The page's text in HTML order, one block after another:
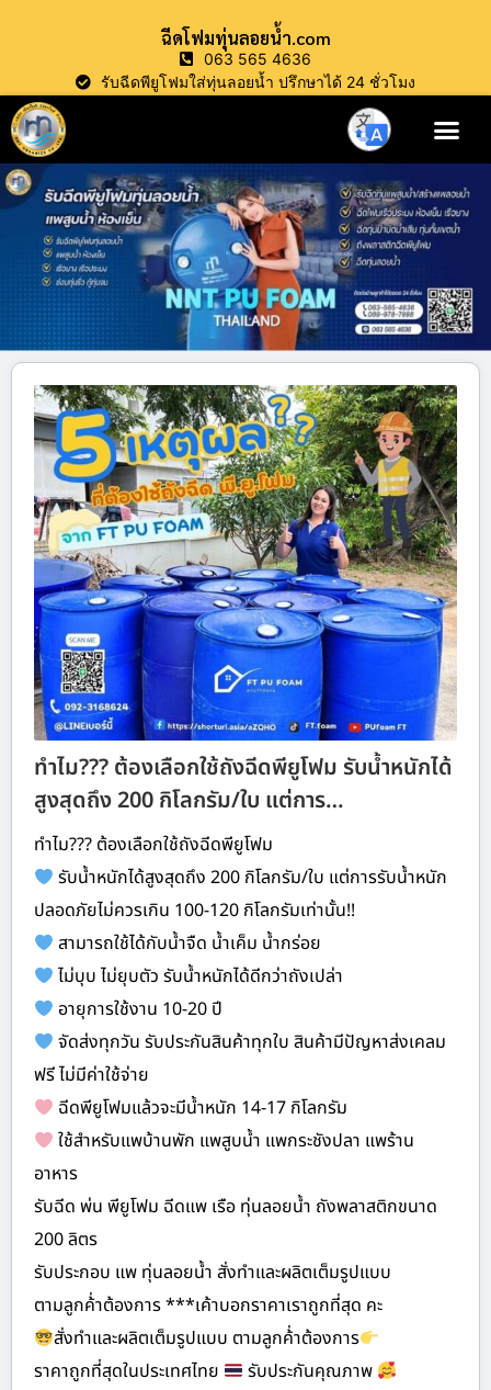
ฉีดโฟมทุ่นลอยน้ำ.com
063 565 4636
รับฉีดพียูโฟมใส่ทุ่นลอยน้ำ ปรึกษาได้ 24 ชั่วโมง
ทำไม??? ต้องเลือกใช้ถังฉีดพียูโฟม รับน้ำหนักได้
สูงสุดถึง 200 กิโลกรัม/ใบ แต่การ…
ทำไม??? ต้องเลือกใช้ถังฉีดพียูโฟม
รับน้ำหนักได้สูงสุดถึง 200 กิโลกรัม/ใบ แต่การรับน้ำหนัก
ปลอดภัยไม่ควรเกิน 100-120 กิโลกรัมเท่านั้น!!
สามารถใช้ได้กับน้ำจืด น้ำเค็ม น้ำกร่อย
ไม่บุบ ไม่ยุบตัว รับน้ำหนักได้ดีกว่าถังเปล่า
อายุการใช้งาน 10-20 ปี
จัดส่งทุกวัน รับประกันสินค้าทุกใบ สินค้ามีปัญหาส่งเคลม
ฟรี ไม่มีค่าใช้จ่าย
ฉีดพียูโฟมแล้วจะมีน้ำหนัก 14-17 กิโลกรัม
ใช้สำหรับแพบ้านพัก แพสูบน้ำ แพกระชังปลา แพร้าน
อาหาร
รับฉีด พ่น พียูโฟม ฉีดแพ เรือ ทุ่นลอยน้ำ ถังพลาสติกขนาด
200 ลิตร
รับประกอบ แพ ทุ่นลอยน้ำ สั่งทำและผลิตเต็มรูปแบบ
ตามลูกค้่าต้องการ ***เค้าบอกราคาเราถูกที่สุด คะ
สั่งทำและผลิตเต็มรูปแบบ ตามลูกค้่าต้องการ
ราคาถูกที่สุดในประเทศไทย
รับประกันคุณภาพ